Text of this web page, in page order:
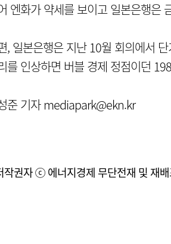
엔화가 약세를 보이고 일본은행은
, 일본은행은 지난 10월 회의에서
를 인상하면 버블 경제 정점이던
준 기자 mediapark@ekn.kr
작권자 ⓒ 에너지경제 무단전재 및 재